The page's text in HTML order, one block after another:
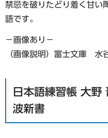
禁忌を破りたどり着く甘い
語です。
−画像あり−
（画像説明）富士文庫 水
日本語練習帳 大野
波新書